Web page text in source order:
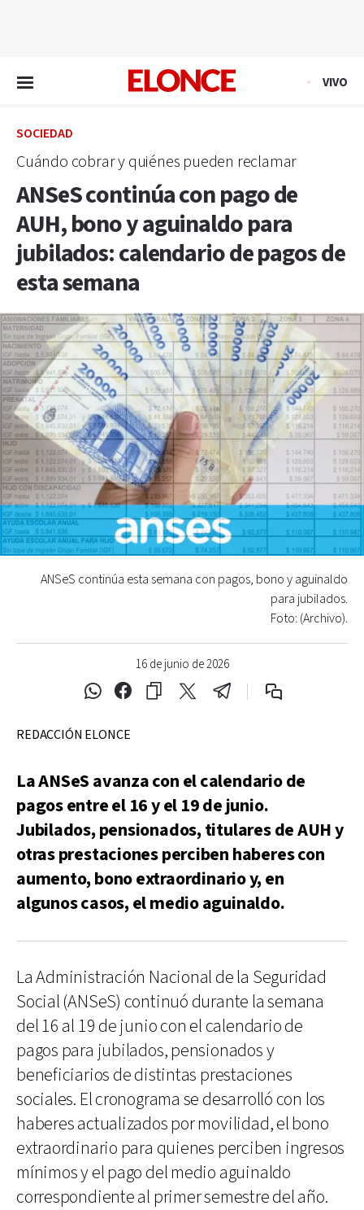
VIVO
SOCIEDAD
Cuándo cobrar y quiénes pueden reclamar
ANSeS continúa con pago de
AUH, bono y aguinaldo para
jubilados: calendario de pagos de
esta semana
16 de junio de 2026
ANSeS continúa esta semana con pagos, bono y aguinaldo
para jubilados.
Foto: (Archivo).
REDACCIÓN ELONCE
La ANSeS avanza con el calendario de
pagos entre el 16 y el 19 de junio.
Jubilados, pensionados, titulares de AUH y
otras prestaciones perciben haberes con
aumento, bono extraordinario y, en
algunos casos, el medio aguinaldo.
La Administración Nacional de la Seguridad
Social (ANSeS) continuó durante la semana
del 16 al 19 de junio con el calendario de
pagos para jubilados, pensionados y
beneficiarios de distintas prestaciones
sociales. El cronograma se desarrolló con los
haberes actualizados por movilidad, el bono
extraordinario para quienes perciben ingresos
mínimos y el pago del medio aguinaldo
correspondiente al primer semestre del año.